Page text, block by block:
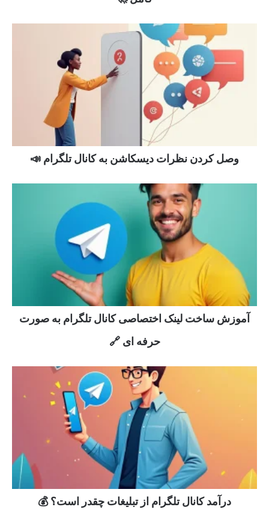
وصل کردن نظرات دیسکاشن به کانال تلگرام 📣
آموزش ساخت لینک اختصاصی کانال تلگرام به صورت
حرفه ای 🔗
درآمد کانال تلگرام از تبلیغات چقدر است؟ 💰